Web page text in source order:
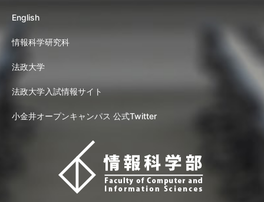
English
情報科学研究科
法政大学
法政大学入試情報サイト
小金井オープンキャンパス 公式Twitter